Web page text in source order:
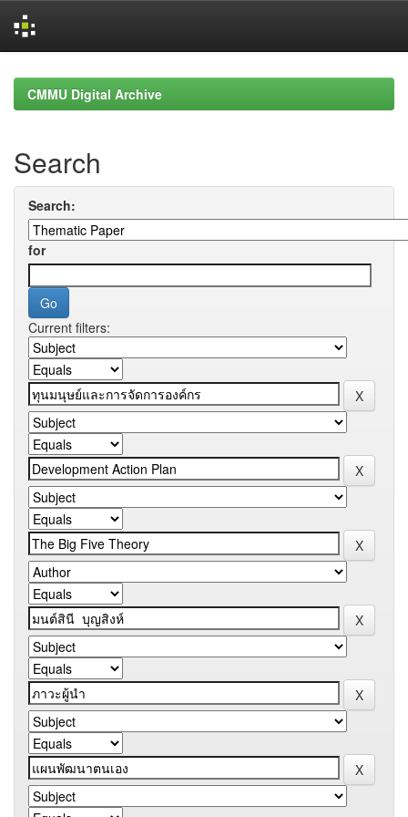
navigationCMMU Digital Archive
Search
Search:
for
Current filters: